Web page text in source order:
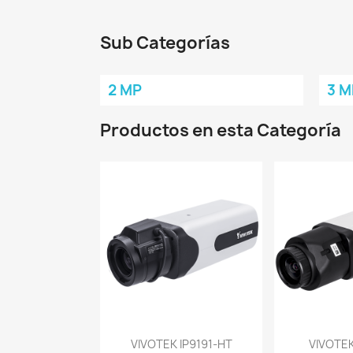
Sub Categorías
2 MP 3
Productos en esta Categoría
Vista rápida
VIVOTEK IP9191-HT 